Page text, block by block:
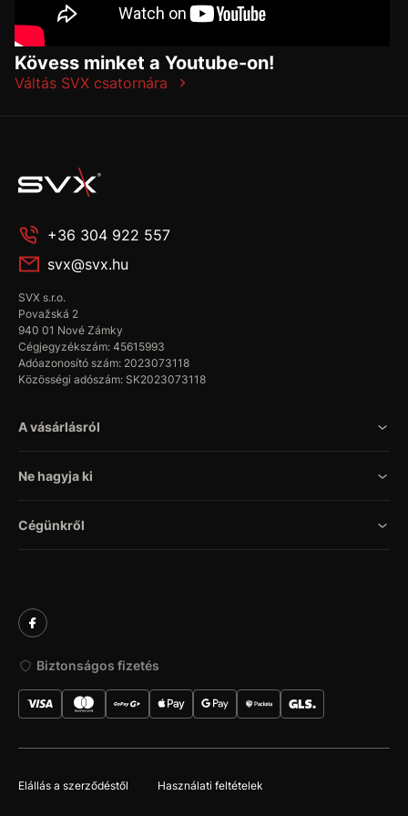
Kövess minket a Youtube-on!
Váltás SVX csatornára
+36 304 922 557
svx@svx.hu
SVX s.r.o.
Považská 2
940 01 Nové Zámky
Cégjegyzékszám: 45615993
Adóazonosító szám: 2023073118
Közösségi adószám: SK2023073118
A vásárlásról
Ne hagyja ki
Cégünkről
Biztonságos fizetés
Elállás a szerződéstől Használati feltételek